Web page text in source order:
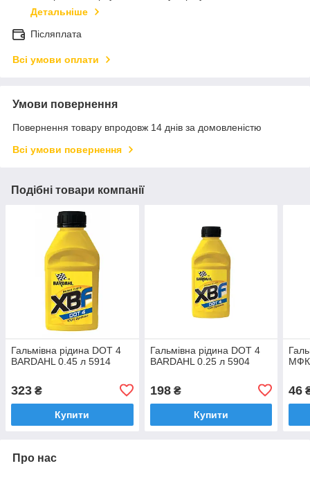
Детальніше
Післяплата
Всі умови оплати
Умови повернення
Повернення товару впродовж 14 днів за домовленістю
Всі умови повернення
Подібні товари компанії
Гальмівна рідина DOT 4
BARDAHL 0.45 л 5914
323 ₴
Купити
Гальмівна рідина DOT 4
BARDAHL 0.25 л 5904
198₴
Купити
МФК
46
Про нас